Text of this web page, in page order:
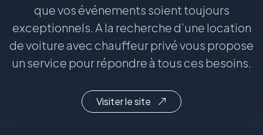
que vos événements soient toujours
exceptionnels. A la recherche d’une location
de voiture avec chauffeur privé vous propose
un service pour répondre à tous ces besoins.
Visiter le site